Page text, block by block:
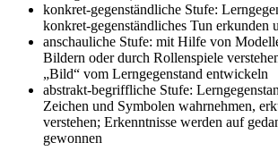
konkret-gegenständliche Stufe:
konkret-gegenständliches Tun erkunden
anschauliche Stufe: mit Hilfe von
Bildern oder durch Rollenspiele
„Bild“ vom Lerngegenstand entwickeln
abstrakt-begriffliche Stufe:
Zeichen und Symbolen wahrnehmen,
verstehen; Erkenntnisse werden auf
gewonnen